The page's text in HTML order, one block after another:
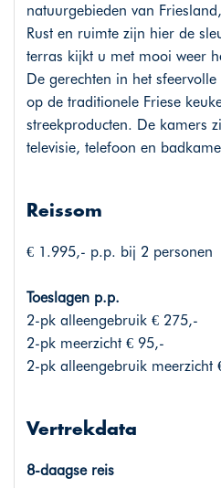
natuurgebieden van
Rust en ruimte zijn hier de
terras kijkt u met mooi weer
De gerechten in het
op de traditionele Friese
streekproducten. De kamers
televisie, telefoon en
Reissom
€ 1.995,- p.p. bij 2 personen
Toeslagen p.p.
2-pk alleengebruik € 275,-
2-pk meerzicht € 95,-
2-pk alleengebruik meerzicht
Vertrekdata
8-daagse reis